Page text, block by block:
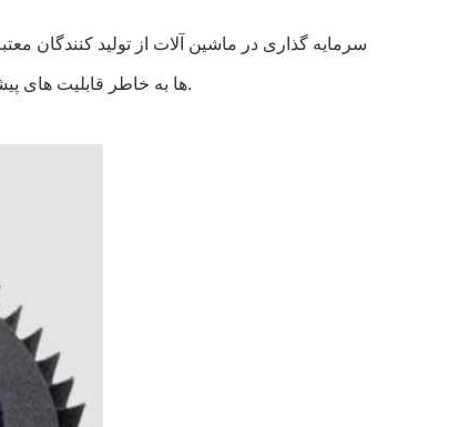
سرمایه گذاری در ماشین آلات از تولید کنندگان
ها به خاطر قابلیت های پیشرفته خود شناخته شده اند،اجازه می دهد تا طرح های پیچیده و پیچیده با دقت خرد شوند.